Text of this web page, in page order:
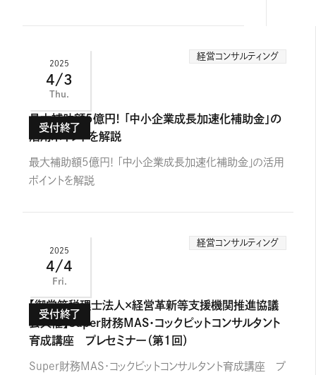
経営コンサルティング
2025
4/3
Thu.
最大補助額5億円！ 「中小企業成長加速化補助金」の
活用ポイントを解説
最大補助額5億円！ 「中小企業成長加速化補助金」の活用
ポイントを解説
経営コンサルティング
2025
4/4
Fri.
【御堂筋税理士法人×経営革新等支援機関推進協議
会共催】Super財務MAS・コックピットコンサルタント
育成講座 プレセミナー（第1回）
Super財務MAS・コックピットコンサルタント育成講座 プ